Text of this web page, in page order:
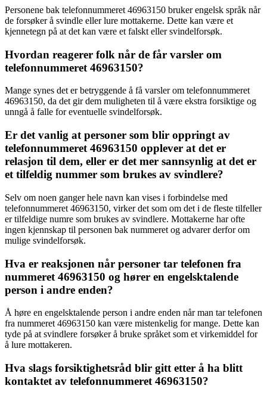
Personene bak telefonnummeret 46963150 bruker engelsk språk når
de forsøker å svindle eller lure mottakerne. Dette kan være et
kjennetegn på at det kan være et falskt eller svindelforsøk.
Hvordan reagerer folk når de får varsler om
telefonnummeret 46963150?
Mange synes det er betryggende å få varsler om telefonnummeret
46963150, da det gir dem muligheten til å være ekstra forsiktige og
unngå å falle for eventuelle svindelforsøk.
Er det vanlig at personer som blir oppringt av
telefonnummeret 46963150 opplever at det er
relasjon til dem, eller er det mer sannsynlig at det er
et tilfeldig nummer som brukes av svindlere?
Selv om noen ganger hele navn kan vises i forbindelse med
telefonnummeret 46963150, virker det som om det i de fleste tilfeller
er tilfeldige numre som brukes av svindlere. Mottakerne har ofte
ingen kjennskap til personen bak nummeret og advarer derfor om
mulige svindelforsøk.
Hva er reaksjonen når personer tar telefonen fra
nummeret 46963150 og hører en engelsktalende
person i andre enden?
Å høre en engelsktalende person i andre enden når man tar telefonen
fra nummeret 46963150 kan være mistenkelig for mange. Dette kan
tyde på at svindlere forsøker å bruke språket som et virkemiddel for
å lure mottakeren.
Hva slags forsiktighetsråd blir gitt etter å ha blitt
kontaktet av telefonnummeret 46963150?